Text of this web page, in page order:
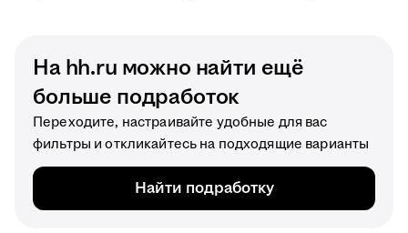
На hh.ru можно найти ещё
больше подработок
Переходите, настраивайте удобные для вас
фильтры и откликайтесь на подходящие варианты
Найти подработку